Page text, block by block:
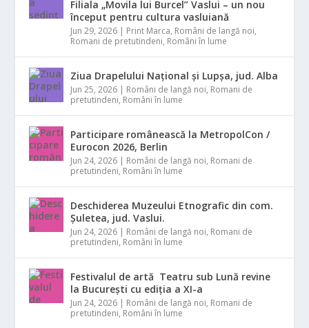
Filiala „Movila lui Burcel” Vaslui – un nou
început pentru cultura vasluiană
Jun 29, 2026 | Print Marca, Români de langă noi,
Romani de pretutindeni, Români în lume
Ziua Drapelului Național și Lupșa, jud. Alba
Jun 25, 2026 | Români de langă noi, Romani de
pretutindeni, Români în lume
Participare românească la MetropolCon /
Eurocon 2026, Berlin
Jun 24, 2026 | Români de langă noi, Romani de
pretutindeni, Români în lume
Deschiderea Muzeului Etnografic din com.
Șuletea, jud. Vaslui.
Jun 24, 2026 | Români de langă noi, Romani de
pretutindeni, Români în lume
Festivalul de artă Teatru sub Lună revine
la București cu ediția a XI-a
Jun 24, 2026 | Români de langă noi, Romani de
pretutindeni, Români în lume